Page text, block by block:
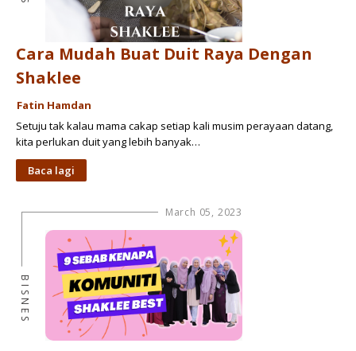
Cara Mudah Buat Duit Raya Dengan
Shaklee
Fatin Hamdan
Setuju tak kalau mama cakap setiap kali musim perayaan datang,
kita perlukan duit yang lebih banyak…
Baca lagi
March 05, 2023
BISNES